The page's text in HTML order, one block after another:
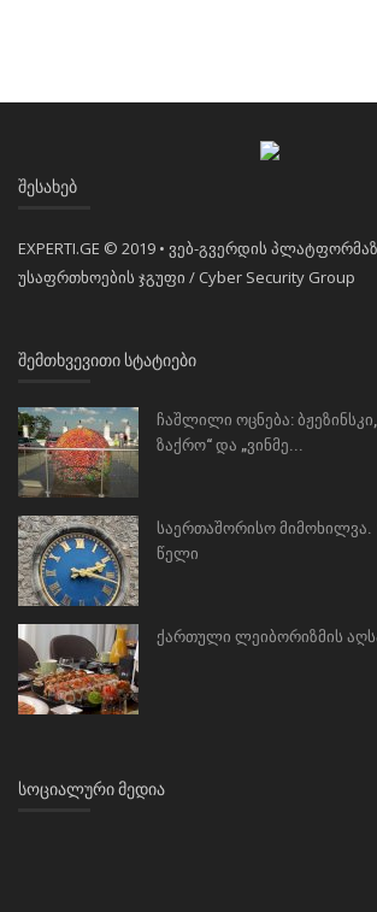
ᲨᲔᲡᲐᲮᲔᲑ
EXPERTI.GE © 2019 • ვებ-გვერდის
უსაფრთხოების ჯგუფი / Cyber Security Group
ᲨᲔᲛᲗᲮᲕᲔᲕᲘᲗᲘ ᲡᲢᲐᲢᲘᲔᲑᲘ
ჩაშლილი ოცნება: ბჟეზინსკი,
ზაქრო“ და „ვინმე...
საერთაშორისო მიმოხილვა.
წელი
ქართული ლეიბორიზმის
ᲡᲝᲪᲘᲐᲚᲣᲠᲘ ᲛᲔᲓᲘᲐ